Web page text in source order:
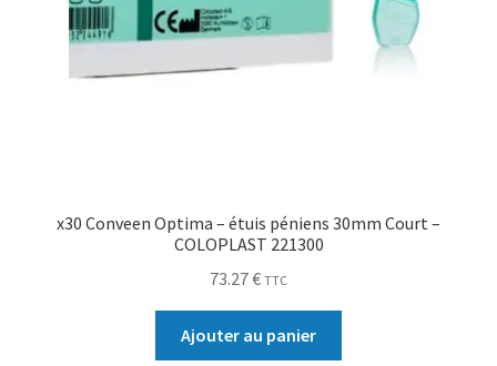
x30 Conveen Optima – étuis péniens 30mm Court –
COLOPLAST 221300
73.27€ TTC
Ajouter au panier